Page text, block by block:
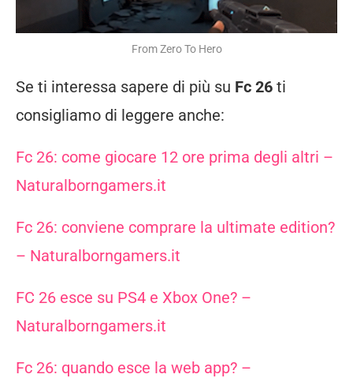
From Zero To Hero
Se ti interessa sapere di più su Fc 26 ti
consigliamo di leggere anche:
Fc 26: come giocare 12 ore prima degli altri –
Naturalborngamers.it
Fc 26: conviene comprare la ultimate edition?
– Naturalborngamers.it
FC 26 esce su PS4 e Xbox One? –
Naturalborngamers.it
Fc 26: quando esce la web app? –